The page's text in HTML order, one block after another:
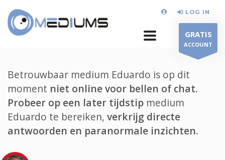
LOG IN
GRATIS
ACCOUNT
Betrouwbaar medium Eduardo is op dit
moment niet online voor bellen of chat.
Probeer op een later tijdstip medium
Eduardo te bereiken, verkrijg directe
antwoorden en paranormale inzichten.